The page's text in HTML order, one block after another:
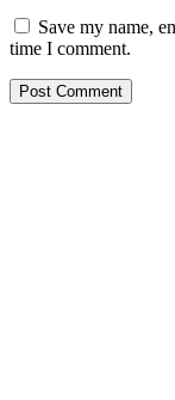
Save my name,
time I comment.